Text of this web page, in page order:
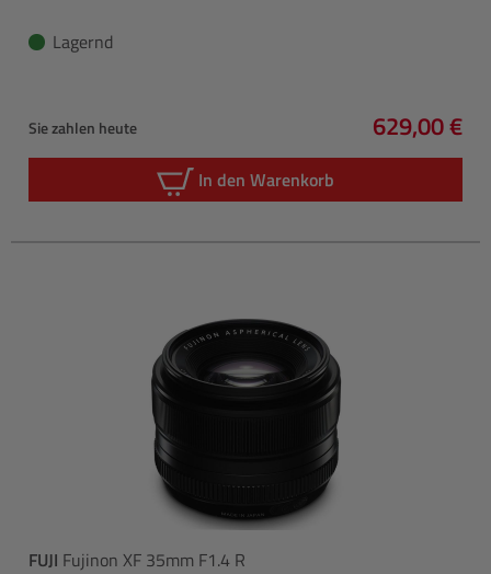
Lagernd
Sie zahlen heute
Regulärer
629,00 €
In den Warenkorb
FUJI Fujinon XF 35mm F1.4 R